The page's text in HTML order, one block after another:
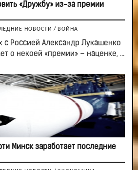
«Дружбу» из-за премии
НОВОСТИ / ВОЙНА
с Россией Александр Лукашенко
о некоей «премии» – наценке, ...
Минск заработает последние